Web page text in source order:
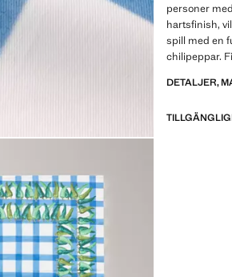
personer
hartsfinish,
spill med en
chilipeppar.
DETALJER,